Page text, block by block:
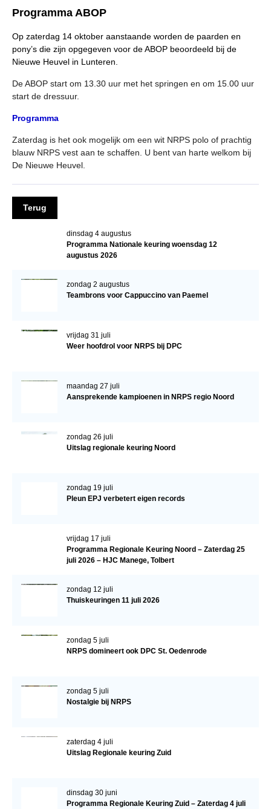
I&R Registratie
Marktplaats
Veel gestelde vragen
Webshop
Evenementen
NRPS Select Sale
NRPS Keuringen
Nationale Keuring
ABOP
Dutch Pony Championship
Arabian Horse Events
Veulens en merries
PEDIGREE ONLINE
Onze fokkerij
Informatie veulen registratie
NRPS-Boegbeeld
Röntgenonderzoek
Programma ABOP
Op zaterdag 14 oktober aanstaande worden de paarden en
pony’s die zijn opgegeven voor de ABOP beoordeeld bij de
Nieuwe Heuvel in Lunteren.
De ABOP start om 13.30 uur met het springen en om 15.00 uur
start de dressuur.
Programma
Zaterdag is het ook mogelijk om een wit NRPS polo of prachtig
blauw NRPS vest aan te schaffen. U bent van harte welkom bij
De Nieuwe Heuvel.
Terug
dinsdag 4 augustus
Programma Nationale keuring woensdag 12
augustus 2026
zondag 2 augustus
Teambrons voor Cappuccino van Paemel
vrijdag 31 juli
Weer hoofdrol voor NRPS bij DPC
maandag 27 juli
Aansprekende kampioenen in NRPS regio Noord
zondag 26 juli
Uitslag regionale keuring Noord
zondag 19 juli
Pleun EPJ verbetert eigen records
vrijdag 17 juli
Programma Regionale Keuring Noord – Zaterdag 25
juli 2026 – HJC Manege, Tolbert
zondag 12 juli
Thuiskeuringen 11 juli 2026
zondag 5 juli
NRPS domineert ook DPC St. Oedenrode
zondag 5 juli
Nostalgie bij NRPS
zaterdag 4 juli
Uitslag Regionale keuring Zuid
dinsdag 30 juni
Programma Regionale Keuring Zuid – Zaterdag 4 juli